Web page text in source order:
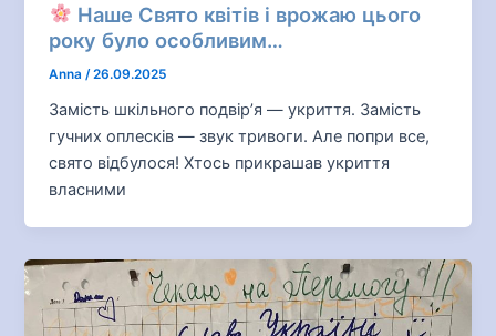
Наше Свято квітів і врожаю цього
року було особливим…
Anna /26.09.2025
Замість шкільного подвір’я — укриття. Замість
гучних оплесків — звук тривоги. Але попри все,
свято відбулося! Хтось прикрашав укриття
власними